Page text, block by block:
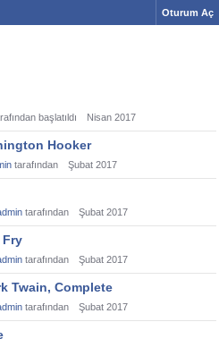
Oturum Aç
başlatıldı Nisan 2017
Hooker
tarafından Şubat 2017
tarafından Şubat 2017
Fry
tarafından Şubat 2017
Twain, Complete
tarafından Şubat 2017